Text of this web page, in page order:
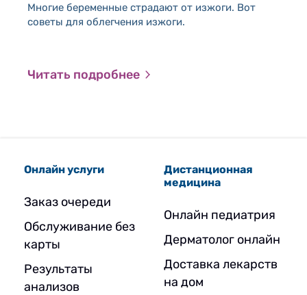
Многие беременные страдают от изжоги. Вот
советы для облегчения изжоги.
Читать подробнее
Онлайн услуги
Заказ очереди
Обслуживание без
карты
Результаты
анализов
Дистанционная
медицина
Онлайн педиатрия
Дерматолог онлайн
Доставка лекарств
на дом